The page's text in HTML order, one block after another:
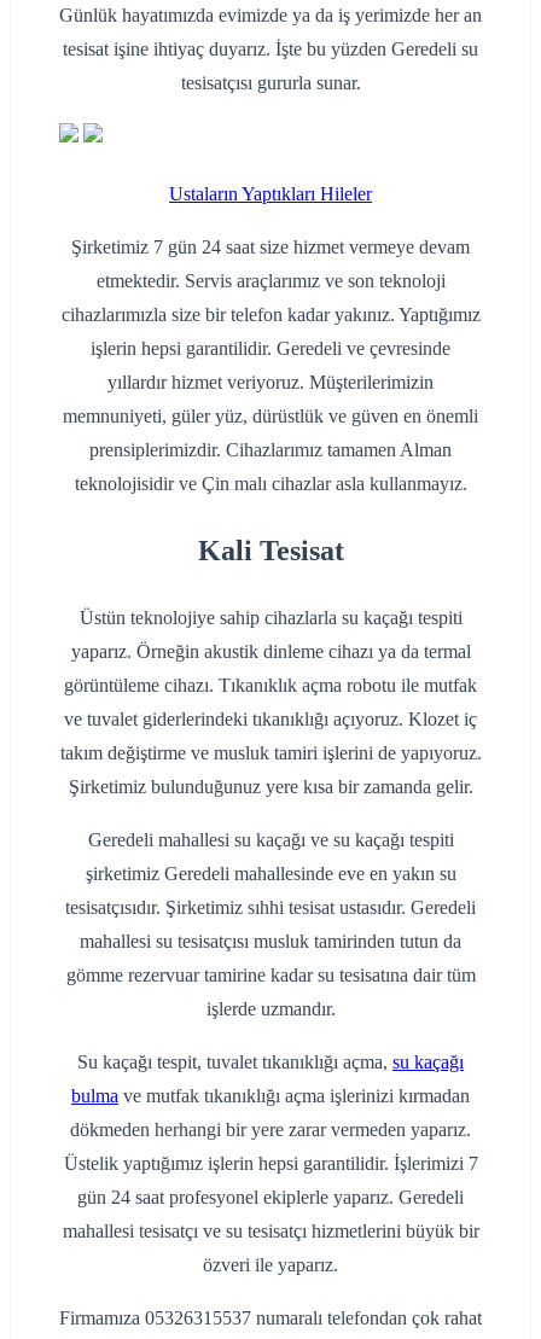
Günlük hayatımızda evimizde ya da iş yerimizde her an
tesisat işine ihtiyaç duyarız. İşte bu yüzden Geredeli su
tesisatçısı gururla sunar.
Ustaların Yaptıkları Hileler
Şirketimiz 7 gün 24 saat size hizmet vermeye devam
etmektedir. Servis araçlarımız ve son teknoloji
cihazlarımızla size bir telefon kadar yakınız. Yaptığımız
işlerin hepsi garantilidir. Geredeli ve çevresinde
yıllardır hizmet veriyoruz. Müşterilerimizin
memnuniyeti, güler yüz, dürüstlük ve güven en önemli
prensiplerimizdir. Cihazlarımız tamamen Alman
teknolojisidir ve Çin malı cihazlar asla kullanmayız.
Kali Tesisat
Üstün teknolojiye sahip cihazlarla su kaçağı tespiti
yaparız. Örneğin akustik dinleme cihazı ya da termal
görüntüleme cihazı. Tıkanıklık açma robotu ile mutfak
ve tuvalet giderlerindeki tıkanıklığı açıyoruz. Klozet iç
takım değiştirme ve musluk tamiri işlerini de yapıyoruz.
Şirketimiz bulunduğunuz yere kısa bir zamanda gelir.
Geredeli mahallesi su kaçağı ve su kaçağı tespiti
şirketimiz Geredeli mahallesinde eve en yakın su
tesisatçısıdır. Şirketimiz sıhhi tesisat ustasıdır. Geredeli
mahallesi su tesisatçısı musluk tamirinden tutun da
gömme rezervuar tamirine kadar su tesisatına dair tüm
işlerde uzmandır.
Su kaçağı tespit, tuvalet tıkanıklığı açma, su kaçağı
bulma ve mutfak tıkanıklığı açma işlerinizi kırmadan
dökmeden herhangi bir yere zarar vermeden yaparız.
Üstelik yaptığımız işlerin hepsi garantilidir. İşlerimizi 7
gün 24 saat profesyonel ekiplerle yaparız. Geredeli
mahallesi tesisatçı ve su tesisatçı hizmetlerini büyük bir
özveri ile yaparız.
Firmamıza 05326315537 numaralı telefondan çok rahat